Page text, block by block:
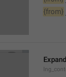
{from}
Expand